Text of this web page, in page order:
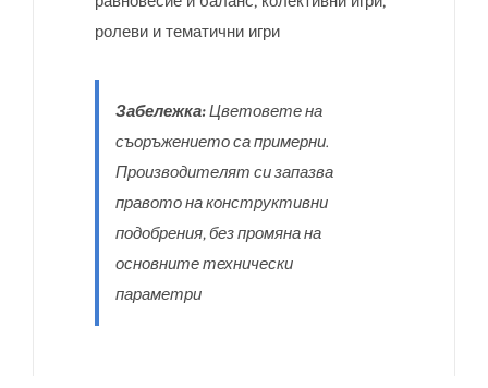
ролеви и тематични игри
Забележка:Цветовете на
съоръжението са примерни.
Производителят си запазва
правото на конструктивни
подобрения, без промяна на
основните технически
параметри